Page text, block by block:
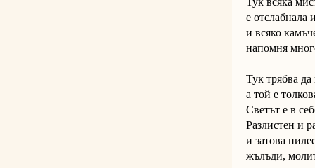
е отслабнала
и всяко
напомня
Тук трябва
а той е
Светът е в
Разлистен и
и затова
жълъди,